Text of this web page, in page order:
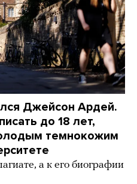
Джейсон Ардей.
до 18 лет,
темнокожим
а к его биографии